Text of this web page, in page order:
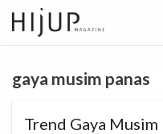
Skip
to
content
gaya musim panas
Trend Gaya Musim